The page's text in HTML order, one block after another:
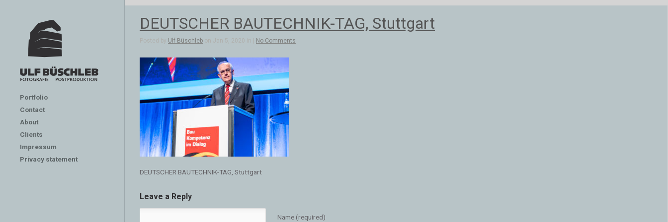
Portfolio
Contact
About
Clients
Impressum
Privacy statement
DEUTSCHER BAUTECHNIK-TAG, Stuttgart
Posted by Ulf Büschleb on Jan 5, 2020 in | No Comments
DEUTSCHER BAUTECHNIK-TAG, Stuttgart
Leave a Reply
Name (required)